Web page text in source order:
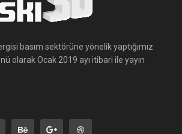
basım sektörüne yönelik yaptığımız
olarak Ocak 2019 ayı itibari ile yayın